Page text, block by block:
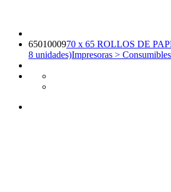
6501000970 x 65 ROLLOS DE
8 unidades)Impresoras >